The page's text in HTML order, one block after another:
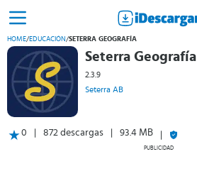
HOME/EDUCACIÓN/SETERRA GEOGRAFÍA
Seterra Geografía
2.3.9
Seterra AB
0 872 descargas 93.4 MB
PUBLICIDAD